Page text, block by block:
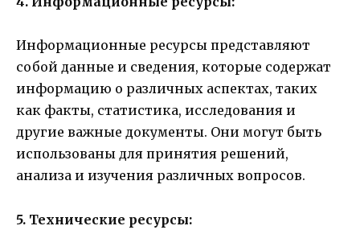
Информационные ресурсы представляют
собой данные и сведения, которые содержат
информацию о различных аспектах, таких
как факты, статистика, исследования и
другие важные документы. Они могут быть
использованы для принятия решений,
анализа и изучения различных вопросов.
5. Технические ресурсы: